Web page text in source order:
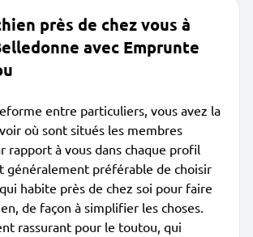
près de chez vous à
avec Emprunte
entre particuliers, vous avez la
où sont situés les membres
rapport à vous dans chaque profil
généralement préférable de choisir
habite près de chez soi pour faire
de façon à simplifier les choses.
rassurant pour le toutou, qui